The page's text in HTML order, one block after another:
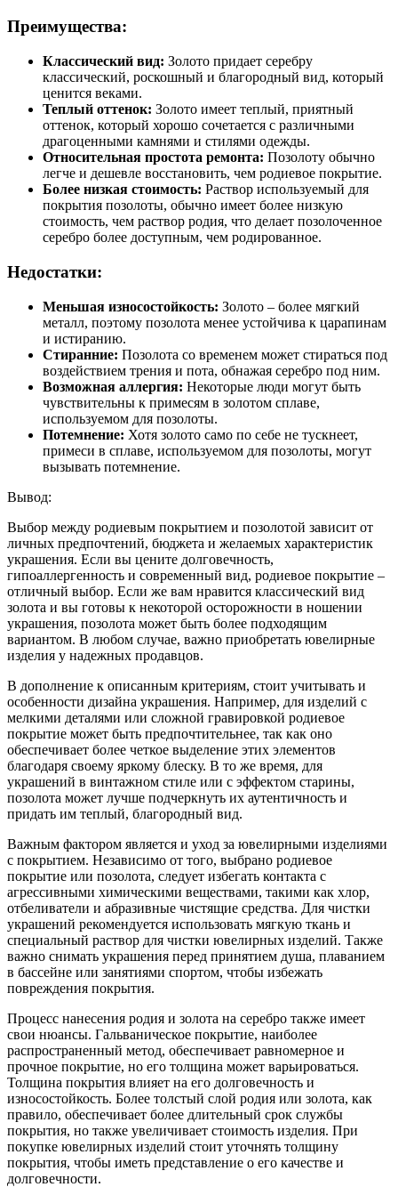
Преимущества:
Классический вид: Золото придает серебру
классический, роскошный и благородный вид, который
ценится веками.
Теплый оттенок: Золото имеет теплый, приятный
оттенок, который хорошо сочетается с различными
драгоценными камнями и стилями одежды.
Относительная простота ремонта: Позолоту обычно
легче и дешевле восстановить, чем родиевое покрытие.
Более низкая стоимость: Раствор используемый для
покрытия позолоты, обычно имеет более низкую
стоимость, чем раствор родия, что делает позолоченное
серебро более доступным, чем родированное.
Недостатки:
Меньшая износостойкость: Золото – более мягкий
металл, поэтому позолота менее устойчива к царапинам
и истиранию.
Стиранние: Позолота со временем может стираться под
воздействием трения и пота, обнажая серебро под ним.
Возможная аллергия: Некоторые люди могут быть
чувствительны к примесям в золотом сплаве,
используемом для позолоты.
Потемнение: Хотя золото само по себе не тускнеет,
примеси в сплаве, используемом для позолоты, могут
вызывать потемнение.
Вывод:
Выбор между родиевым покрытием и позолотой зависит от
личных предпочтений, бюджета и желаемых характеристик
украшения. Если вы цените долговечность,
гипоаллергенность и современный вид, родиевое покрытие –
отличный выбор. Если же вам нравится классический вид
золота и вы готовы к некоторой осторожности в ношении
украшения, позолота может быть более подходящим
вариантом. В любом случае, важно приобретать ювелирные
изделия у надежных продавцов.
В дополнение к описанным критериям, стоит учитывать и
особенности дизайна украшения. Например, для изделий с
мелкими деталями или сложной гравировкой родиевое
покрытие может быть предпочтительнее, так как оно
обеспечивает более четкое выделение этих элементов
благодаря своему яркому блеску. В то же время, для
украшений в винтажном стиле или с эффектом старины,
позолота может лучше подчеркнуть их аутентичность и
придать им теплый, благородный вид.
Важным фактором является и уход за ювелирными изделиями
с покрытием. Независимо от того, выбрано родиевое
покрытие или позолота, следует избегать контакта с
агрессивными химическими веществами, такими как хлор,
отбеливатели и абразивные чистящие средства. Для чистки
украшений рекомендуется использовать мягкую ткань и
специальный раствор для чистки ювелирных изделий. Также
важно снимать украшения перед принятием душа, плаванием
в бассейне или занятиями спортом, чтобы избежать
повреждения покрытия.
Процесс нанесения родия и золота на серебро также имеет
свои нюансы. Гальваническое покрытие, наиболее
распространенный метод, обеспечивает равномерное и
прочное покрытие, но его толщина может варьироваться.
Толщина покрытия влияет на его долговечность и
износостойкость. Более толстый слой родия или золота, как
правило, обеспечивает более длительный срок службы
покрытия, но также увеличивает стоимость изделия. При
покупке ювелирных изделий стоит уточнять толщину
покрытия, чтобы иметь представление о его качестве и
долговечности.